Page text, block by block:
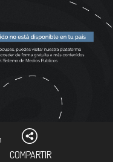
COMPARTIR